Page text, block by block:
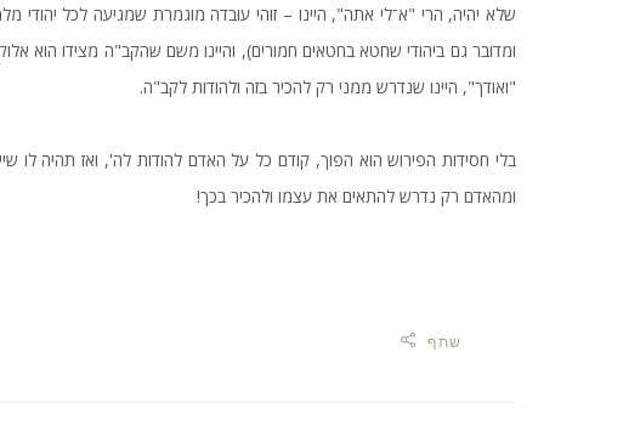
שלא יהיה, הרי "א־לי אתה", היינו – זוהי עובדה מוגמרת שמגיעה לכל
ומדובר גם ביהודי שחטא בחטאים חמורים), והיינו משם שהקב"ה מצידו הוא
"ואודך", היינו שנדרש ממני רק להכיר בזה ולהודות לקב"ה.
בלי חסידות הפירוש הוא הפוך, קודם כל על האדם להודות לה', ואז תהיה לו
ומהאדם רק נדרש להתאים את עצמו ולהכיר בכך!
שתף